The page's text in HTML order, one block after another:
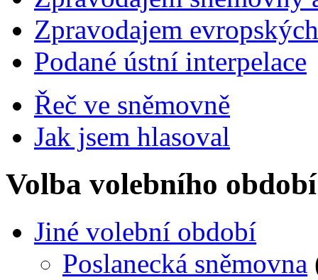
Zpravodajem
Podané ústní interpelace
Řeč ve sněmovně
Jak jsem hlasoval
Volba volebního období
Jiné volební období
Poslanecká sněmovna